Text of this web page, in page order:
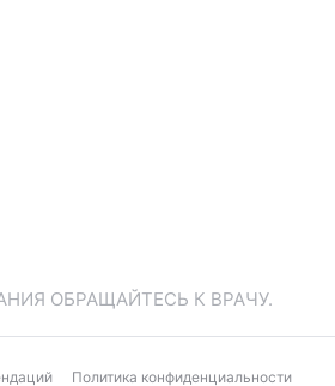
ОБРАЩАЙТЕСЬ К ВРАЧУ.
Политика конфиденциальности